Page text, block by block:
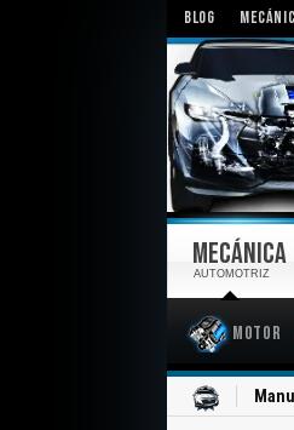
BLOG
MECÁNICA
AUTOMOTRIZ
Motor